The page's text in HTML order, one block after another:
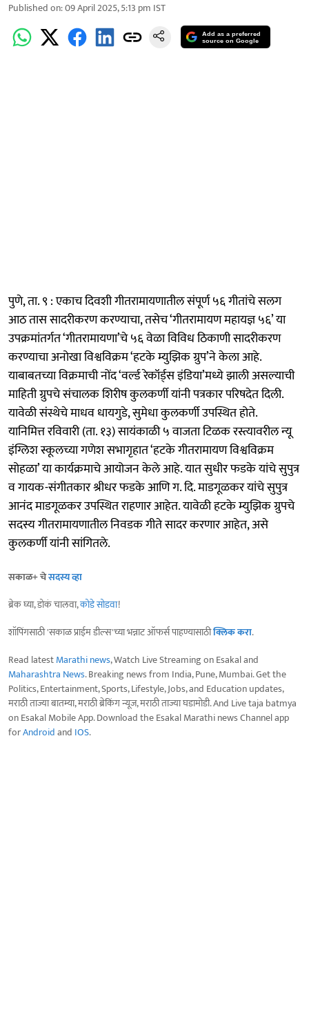
Published on:09 April 2025, 5:13 pm IST
Add as a preferred
source on Google
पुणे, ता. ९ : एकाच दिवशी गीतरामायणातील संपूर्ण ५६ गीतांचे सलग
आठ तास सादरीकरण करण्याचा, तसेच ‘गीतरामायण महायज्ञ ५६’ या
उपक्रमांतर्गत ‘गीतरामायणा’चे ५६ वेळा विविध ठिकाणी सादरीकरण
करण्याचा अनोखा विश्वविक्रम ‘हटके म्युझिक ग्रुप’ने केला आहे.
याबाबतच्या विक्रमाची नोंद ‘वर्ल्ड रेकॉर्ड्स इंडिया’मध्ये झाली असल्याची
माहिती ग्रुपचे संचालक शिरीष कुलकर्णी यांनी पत्रकार परिषदेत दिली.
यावेळी संस्थेचे माधव धायगुडे, सुमेधा कुलकर्णी उपस्थित होते.
यानिमित्त रविवारी (ता. १३) सायंकाळी ५ वाजता टिळक रस्त्यावरील न्यू
इंग्लिश स्कूलच्या गणेश सभागृहात ‘हटके गीतरामायण विश्वविक्रम
सोहळा’ या कार्यक्रमाचे आयोजन केले आहे. यात सुधीर फडके यांचे सुपुत्र
व गायक-संगीतकार श्रीधर फडके आणि ग. दि. माडगूळकर यांचे सुपुत्र
आनंद माडगूळकर उपस्थित राहणार आहेत. यावेळी हटके म्युझिक ग्रुपचे
सदस्य गीतरामायणातील निवडक गीते सादर करणार आहेत, असे
कुलकर्णी यांनी सांगितले.
सकाळ+ चेसदस्य व्हा
ब्रेक घ्या, डोकं चालवा,कोडे सोडवा!
शॉपिंगसाठी 'सकाळ प्राईम डील्स'च्या भन्नाट ऑफर्स पाहण्यासाठीक्लिक करा.
Read latestMarathi news, Watch Live Streaming on Esakal and
Maharashtra News. Breaking news from India, Pune, Mumbai. Get the
Politics, Entertainment, Sports, Lifestyle, Jobs, and Education updates,
मराठी ताज्या बातम्या, मराठी ब्रेकिंग न्यूज, मराठी ताज्या घडामोडी. And Live taja batmya
on Esakal Mobile App. Download the Esakal Marathi news Channel app
forAndroidand IOS.